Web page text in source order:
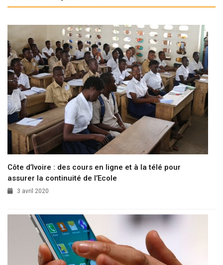
Côte d’Ivoire : des cours en ligne et à la télé pour
assurer la continuité de l’Ecole
3 avril 2020